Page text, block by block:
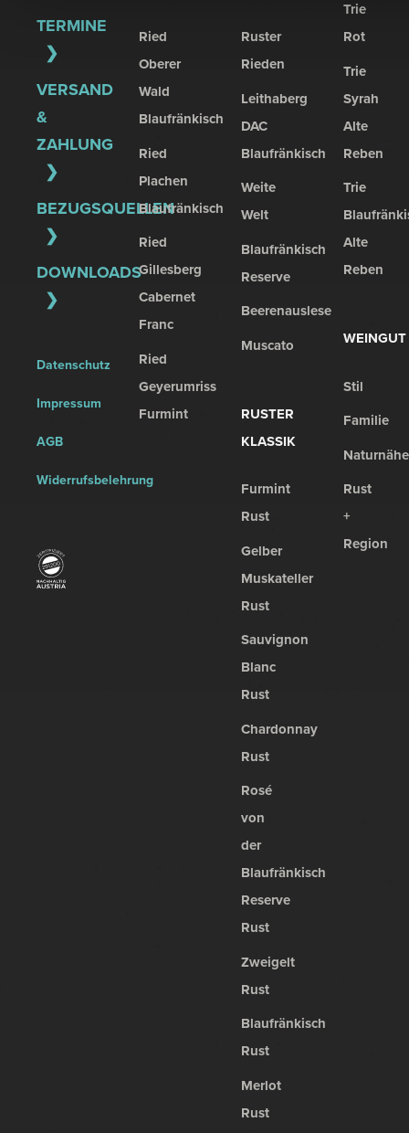
TERMINE
VERSAND
&
ZAHLUNG
BEZUGSQUELLEN
DOWNLOADS
Datenschutz
Impressum
AGB
Widerrufsbelehrung
Ried
Oberer
Wald
Blaufränkisch
Ried
Plachen
Blaufränkisch
Ried
Gillesberg
Cabernet
Franc
Ried
Geyerumriss
Furmint
Ruster
Rieden
Leithaberg
DAC
Blaufränkisch
Weite
Welt
Blaufränkisch
Reserve
Beerenauslese
Muscato
RUSTER
KLASSIK
Furmint
Rust
Gelber
Muskateller
Rust
Sauvignon
Blanc
Rust
Chardonnay
Rust
Rosé
von
der
Blaufränkisch
Reserve
Rust
Zweigelt
Rust
Blaufränkisch
Rust
Merlot
Rust
Trie
Rot
Trie
Syrah
Alte
Reben
Trie
Alte
Reben
WEINGUT
Stil
Familie
Naturnähe
Rust
+
Region